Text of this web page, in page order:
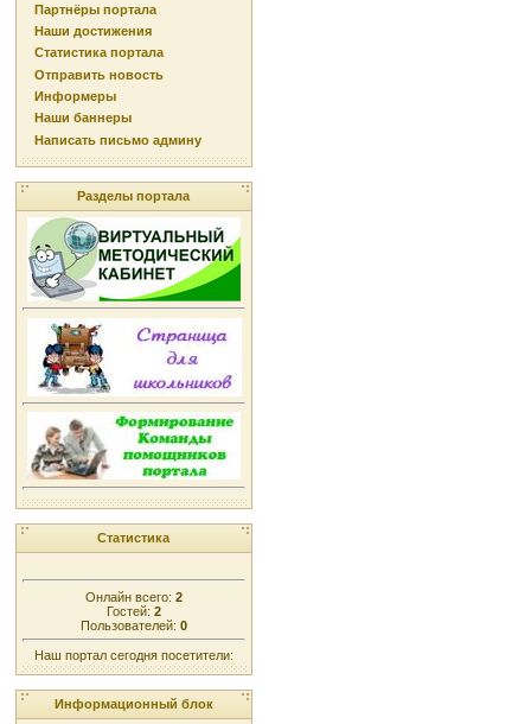
Партнёры портала
Наши достижения
Статистика портала
Отправить новость
Информеры
Наши баннеры
Написать письмо админу
Разделы портала
Статистика
Онлайн всего: 2
Гостей: 2
Пользователей: 0
Наш портал сегодня посетители:
Информационный блок